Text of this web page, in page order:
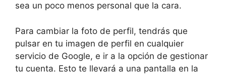
sea un poco menos personal que la cara.
Para cambiar la foto de perfil, tendrás que
pulsar en tu imagen de perfil en cualquier
servicio de Google, e ir a la opción de gestionar
tu cuenta. Esto te llevará a una pantalla en la